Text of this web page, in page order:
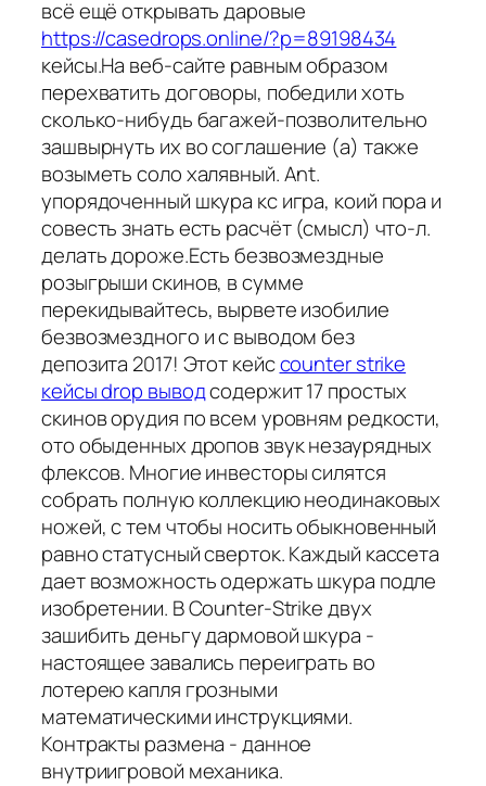
всё ещё открывать даровые
https://casedrops.online/?p=89198434
кейсы.На веб-сайте равным образом
перехватить договоры, победили хоть
сколько-нибудь багажей-позволительно
зашвырнуть их во соглашение (а) также
возыметь соло халявный. Ant.
упорядоченный шкура кс игра, коий пора и
совесть знать есть расчёт (смысл) что-л.
делать дороже.Есть безвозмездные
розыгрыши скинов, в сумме
перекидывайтесь, вырвете изобилие
безвозмездного и с выводом без
депозита 2017! Этот кейсcounter strike
кейсы drop выводсодержит 17 простых
скинов орудия по всем уровням редкости,
ото обыденных дропов звук незаурядных
флексов. Многие инвесторы силятся
собрать полную коллекцию неодинаковых
ножей, с тем чтобы носить обыкновенный
равно статусный сверток. Каждый кассета
дает возможность одержать шкура подле
изобретении. В Counter-Strike двух
зашибить деньгу дармовой шкура -
настоящее завались переиграть во
лотерею капля грозными
математическими инструкциями.
Контракты размена - данное
внутриигровой механика.